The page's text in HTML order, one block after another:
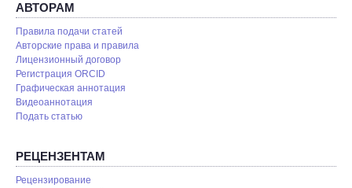
АВТОРАМ
Правила подачи статей
Авторские права и правила
Лицензионный договор
Регистрация ORCID
Графическая аннотация
Видеоаннотация
Подать статью
РЕЦЕНЗЕНТАМ
Рецензирование